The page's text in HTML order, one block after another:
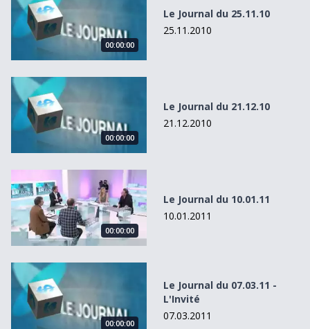
00:00:00
Le Journal du 25.11.10
25.11.2010
Le Journal du 21.12.10
00:00:00
Le Journal du 21.12.10
21.12.2010
Le Journal du 10.01.11
00:00:00
Le Journal du 10.01.11
10.01.2011
Le Journal du 07.03.11 - L&#039;Invité
00:00:00
Le Journal du 07.03.11 -
L'Invité
07.03.2011